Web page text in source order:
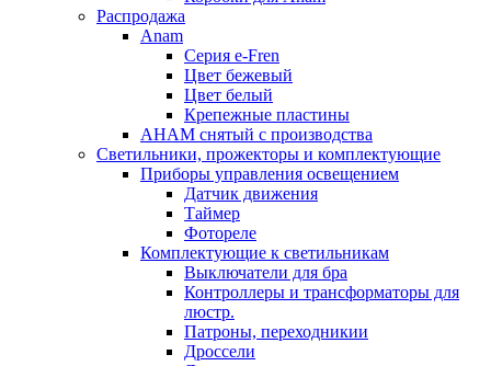
Распродажа
Anam
Серия e-Fren
Цвет бежевый
Цвет белый
Крепежные пластины
AHAM снятый с производства
Светильники, прожекторы и комплектующие
Приборы управления освещением
Датчик движения
Таймер
Фотореле
Комплектующие к светильникам
Выключатели для бра
Контроллеры и трансформаторы для
люстр.
Патроны, переходникии
Дроссели